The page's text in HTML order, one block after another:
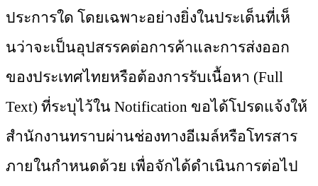
ประการใด โดยเฉพาะอย่างยิ่งในประเด็นที่เห็
นว่าจะเป็นอุปสรรคต่อการค้าและการส่งออก
ของประเทศไทยหรือต้องการรับเนื้อหา (Full
Text) ที่ระบุไว้ใน Notification ขอได้โปรดแจ้งให้
สำนักงานทราบผ่านช่องทางอีเมล์หรือโทรสาร
ภายในกำหนดด้วย เพื่อจักได้ดำเนินการต่อไป